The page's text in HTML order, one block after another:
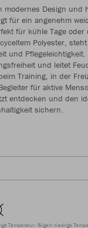
modernes Design und
für ein angenehm
für kühle Tage oder
Polyester,
und
und leitet
Training, in der
für aktive
entdecken und den
sichern.
Temperatur Bügeln niedrige